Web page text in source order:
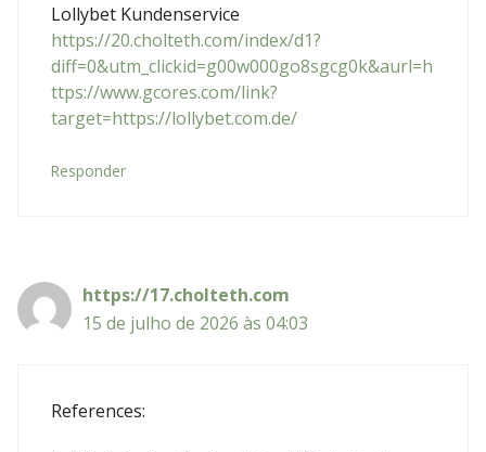
Lollybet Kundenservice
https://20.cholteth.com/index/d1?
diff=0&utm_clickid=g00w000go8sgcg0k&aurl=h
ttps://www.gcores.com/link?
target=https://lollybet.com.de/
Responder
https://17.cholteth.com
15 de julho de 2026 às 04:03
References: